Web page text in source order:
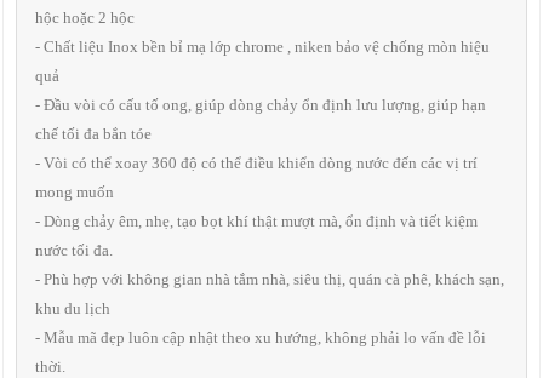
hộc hoặc 2 hộc
- Chất liệu Inox bền bỉ mạ lớp chrome , niken bảo vệ chống mòn hiệu
quả
- Đầu vòi có cấu tố ong, giúp dòng chảy ổn định lưu lượng, giúp hạn
chế tối đa bắn tóe
- Vòi có thể xoay 360 độ có thể điều khiển dòng nước đến các vị trí
mong muốn
- Dòng chảy êm, nhẹ, tạo bọt khí thật mượt mà, ổn định và tiết kiệm
nước tối đa.
- Phù hợp với không gian nhà tắm nhà, siêu thị, quán cà phê, khách sạn,
khu du lịch
- Mẫu mã đẹp luôn cập nhật theo xu hướng, không phải lo vấn đề lỗi
thời.